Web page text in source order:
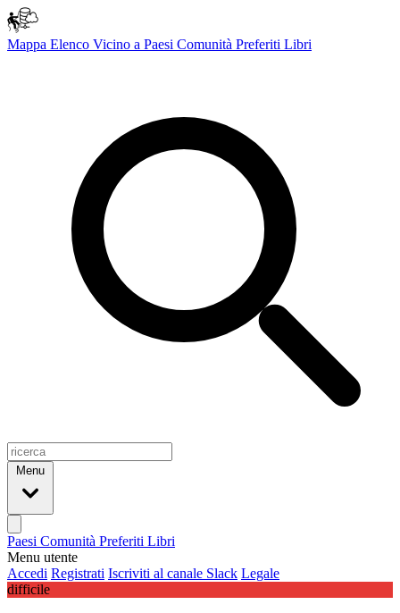
Mappa Elenco Vicino a Paesi Comunità Preferiti Libri
Menu
Paesi Comunità Preferiti Libri
Menu utente
Accedi Registrati Iscriviti al canale Slack Legale
difficile